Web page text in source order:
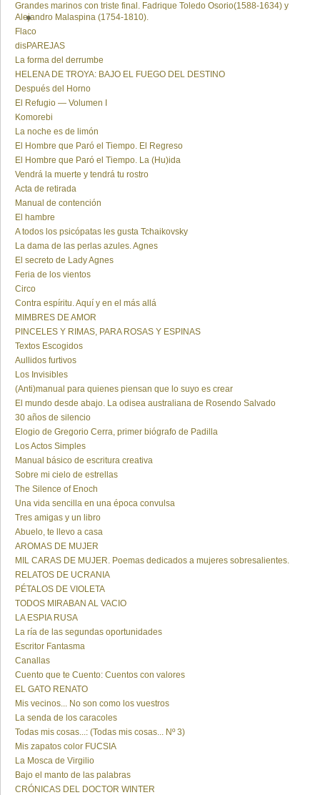
Grandes marinos con triste final. Fadrique Toledo Osorio(1588-1634) y
Alejandro Malaspina (1754-1810).
Flaco
disPAREJAS
La forma del derrumbe
HELENA DE TROYA: BAJO EL FUEGO DEL DESTINO
Después del Horno
El Refugio — Volumen I
Komorebi
La noche es de limón
El Hombre que Paró el Tiempo. El Regreso
El Hombre que Paró el Tiempo. La (Hu)ida
Vendrá la muerte y tendrá tu rostro
Acta de retirada
Manual de contención
El hambre
A todos los psicópatas les gusta Tchaikovsky
La dama de las perlas azules. Agnes
El secreto de Lady Agnes
Feria de los vientos
Circo
Contra espíritu. Aquí y en el más allá
MIMBRES DE AMOR
PINCELES Y RIMAS, PARA ROSAS Y ESPINAS
Textos Escogidos
Aullidos furtivos
Los Invisibles
(Anti)manual para quienes piensan que lo suyo es crear
El mundo desde abajo. La odisea australiana de Rosendo Salvado
30 años de silencio
Elogio de Gregorio Cerra, primer biógrafo de Padilla
Los Actos Simples
Manual básico de escritura creativa
Sobre mi cielo de estrellas
The Silence of Enoch
Una vida sencilla en una época convulsa
Tres amigas y un libro
Abuelo, te llevo a casa
AROMAS DE MUJER
MIL CARAS DE MUJER. Poemas dedicados a mujeres sobresalientes.
RELATOS DE UCRANIA
PÉTALOS DE VIOLETA
TODOS MIRABAN AL VACIO
LA ESPIA RUSA
La ría de las segundas oportunidades
Escritor Fantasma
Canallas
Cuento que te Cuento: Cuentos con valores
EL GATO RENATO
Mis vecinos... No son como los vuestros
La senda de los caracoles
Todas mis cosas...: (Todas mis cosas... Nº 3)
Mis zapatos color FUCSIA
La Mosca de Virgilio
Bajo el manto de las palabras
CRÓNICAS DEL DOCTOR WINTER